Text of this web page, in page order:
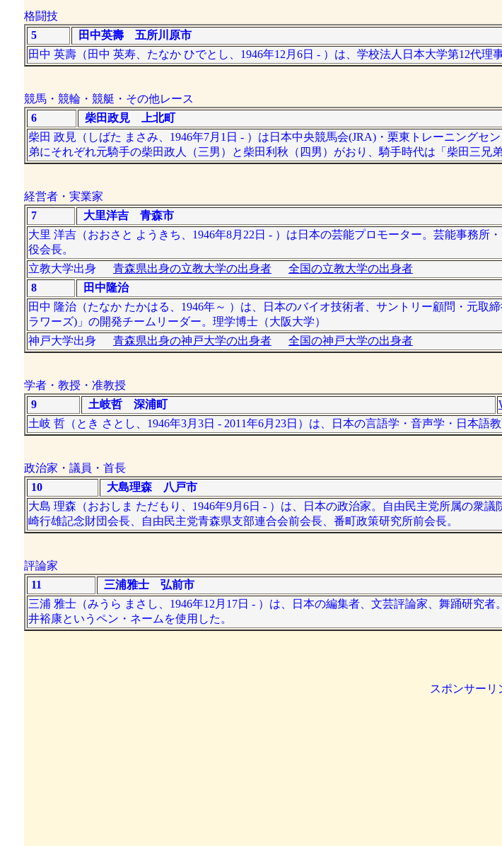
格闘技
5
田中英壽 五所川原市
田中 英壽（田中 英寿、たなか ひでとし、1946年12月6日 - ）は、学校法人日本大学第12代理事
競馬・競輪・競艇・その他レース
6
柴田政見 上北町
柴田 政見（しばた まさみ、1946年7月1日 - ）は日本中央競馬会(JRA)・栗東トレーニングセ
弟にそれぞれ元騎手の柴田政人（三男）と柴田利秋（四男）がおり、騎手時代は「柴田三兄
経営者・実業家
7
大里洋吉 青森市
大里 洋吉（おおさと ようきち、1946年8月22日 - ）は日本の芸能プロモーター。芸能事務所
役会長。
立教大学出身 青森県出身の立教大学の出身者
全国の立教大学の出身者
8
田中隆治
田中 隆治（たなか たかはる、1946年～ ）は、日本のバイオ技術者、サントリー顧問・元取
ラワーズ)」の開発チームリーダー。理学博士（大阪大学）
神戸大学出身 青森県出身の神戸大学の出身者 全国の神戸大学の出身者
学者・教授・准教授
9
土岐哲 深浦町
土岐 哲（とき さとし、1946年3月3日 - 2011年6月23日）は、日本の言語学・音声学・日本語教
政治家・議員・首長
10
大島理森 八戸市
大島 理森（おおしま ただもり、1946年9月6日 - ）は、日本の政治家。自由民主党所属の衆
崎行雄記念財団会長、自由民主党青森県支部連合会前会長、番町政策研究所前会長。
評論家
11
三浦雅士 弘前市
三浦 雅士（みうら まさし、1946年12月17日 - ）は、日本の編集者、文芸評論家、舞踊研究者
井裕康というペン・ネームを使用した。
スポンサーリ